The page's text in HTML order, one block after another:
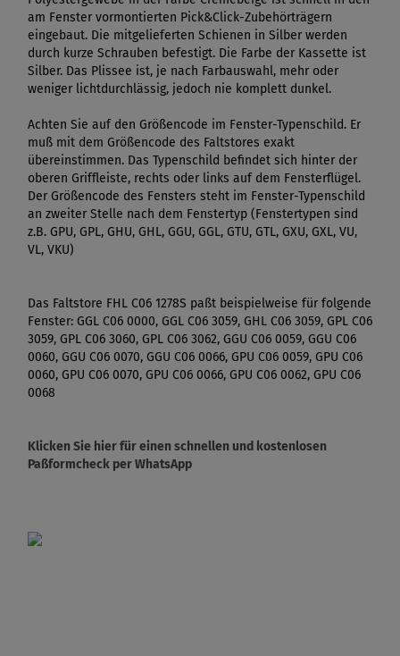
am Fenster vormontierten Pick&Click-Zubehörträgern
eingebaut. Die mitgelieferten Schienen in Silber werden
durch kurze Schrauben befestigt. Die Farbe der Kassette ist
Silber. Das Plissee ist, je nach Farbauswahl, mehr oder
weniger lichtdurchlässig, jedoch nie komplett dunkel.
Achten Sie auf den Größencode im Fenster-Typenschild. Er
muß mit dem Größencode des Faltstores exakt
übereinstimmen. Das Typenschild befindet sich hinter der
oberen Griffleiste, rechts oder links auf dem Fensterflügel.
Der Größencode des Fensters steht im Fenster-Typenschild
an zweiter Stelle nach dem Fenstertyp (Fenstertypen sind
z.B. GPU, GPL, GHU, GHL, GGU, GGL, GTU, GTL, GXU, GXL, VU,
VL, VKU)
Das Faltstore FHL C06 1278S paßt beispielweise für folgende
Fenster: GGL C06 0000, GGL C06 3059, GHL C06 3059, GPL C06
3059, GPL C06 3060, GPL C06 3062, GGU C06 0059, GGU C06
0060, GGU C06 0070, GGU C06 0066, GPU C06 0059, GPU C06
0060, GPU C06 0070, GPU C06 0066, GPU C06 0062, GPU C06
0068
Klicken Sie hier für einen schnellen und kostenlosen
Paßformcheck per WhatsApp